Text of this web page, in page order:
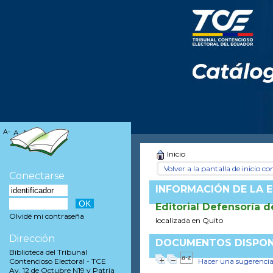
Inicio
Volver a la pantalla de inicio
INFORMACIÓN DE LA
Editorial Defensoría
localizada en Quito
DOCUMENTOS
Hacer una sugerencia
A- A A+
Conectarse
Olvidé mi contraseña
Dirección
Biblioteca del Tribunal
Contencioso Electoral - TCE
Av. 12 de Octubre N19 y Patria